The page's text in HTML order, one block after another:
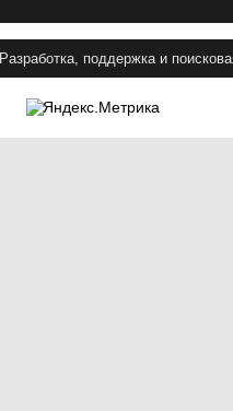
Разработка, поддержка и